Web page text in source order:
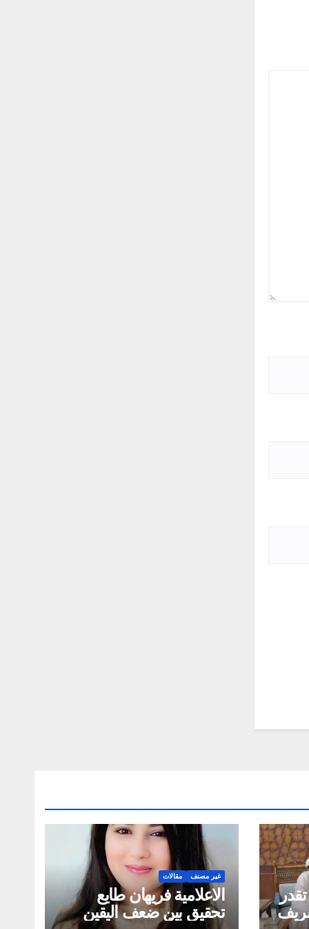
غير مصنف مقالات
الاعلامية فريهان طايع
تحقيق بين ضعف اليقين